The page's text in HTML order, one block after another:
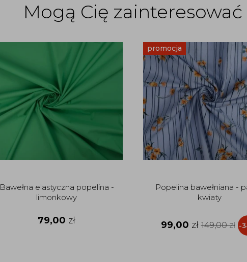
Mogą Cię zainteresować
Bawełna elastyczna popelina -
limonkowy
79,00 zł
promocja
Popelina bawełniana -
kwiaty
99,00 zł 149,00zł -